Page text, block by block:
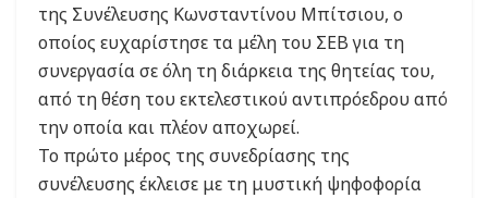
της Συνέλευσης Κωνσταντίνου Μπίτσιου, ο
οποίος ευχαρίστησε τα μέλη του ΣΕΒ για τη
συνεργασία σε όλη τη διάρκεια της θητείας του,
από τη θέση του εκτελεστικού αντιπρόεδρου από
την οποία και πλέον αποχωρεί.
Το πρώτο μέρος της συνεδρίασης της
συνέλευσης έκλεισε με τη μυστική ψηφοφορία